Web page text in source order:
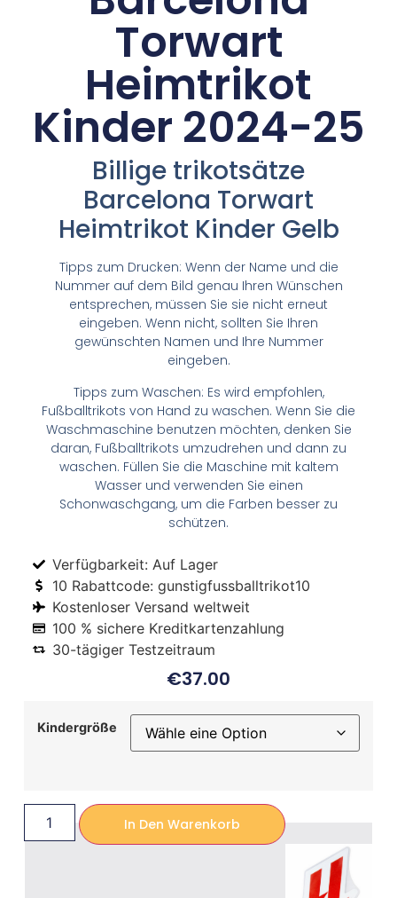
Torwart
Heimtrikot
Kinder 2024-25
Billige trikotsätze
Barcelona Torwart
Heimtrikot Kinder Gelb
Tipps zum Drucken: Wenn der Name und die
Nummer auf dem Bild genau Ihren Wünschen
entsprechen, müssen Sie sie nicht erneut
eingeben. Wenn nicht, sollten Sie Ihren
gewünschten Namen und Ihre Nummer
eingeben.
Tipps zum Waschen: Es wird empfohlen,
Fußballtrikots von Hand zu waschen. Wenn Sie die
Waschmaschine benutzen möchten, denken Sie
daran, Fußballtrikots umzudrehen und dann zu
waschen. Füllen Sie die Maschine mit kaltem
Wasser und verwenden Sie einen
Schonwaschgang, um die Farben besser zu
schützen.
Verfügbarkeit: Auf Lager
10 Rabattcode: gunstigfussballtrikot10
Kostenloser Versand weltweit
100 % sichere Kreditkartenzahlung
30-tägiger Testzeitraum
€37.00
Kindergröße
In Den Warenkorb